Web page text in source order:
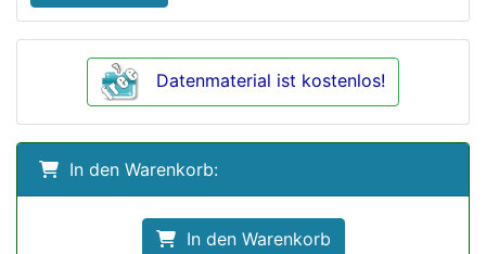
Datenmaterial ist kostenlos!
In den Warenkorb:
In den Warenkorb